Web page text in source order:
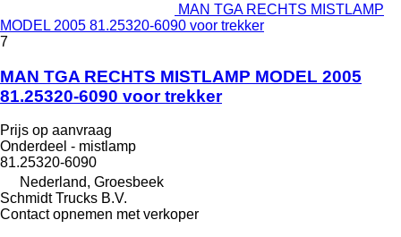
MAN TGA RECHTS MISTLAMP
MODEL 2005 81.25320-6090 voor trekker
7
MAN TGA RECHTS MISTLAMP MODEL 2005
81.25320-6090 voor trekker
Prijs op aanvraag
Onderdeel - mistlamp
81.25320-6090
Nederland, Groesbeek
Schmidt Trucks B.V.
Contact opnemen met verkoper